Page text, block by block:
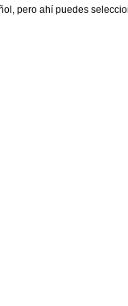
pero ahí puedes